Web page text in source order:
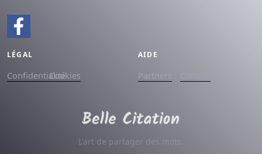
LÉGAL
ConfidentialitéCookies
AIDE
Partners
L'art de partager des mots.